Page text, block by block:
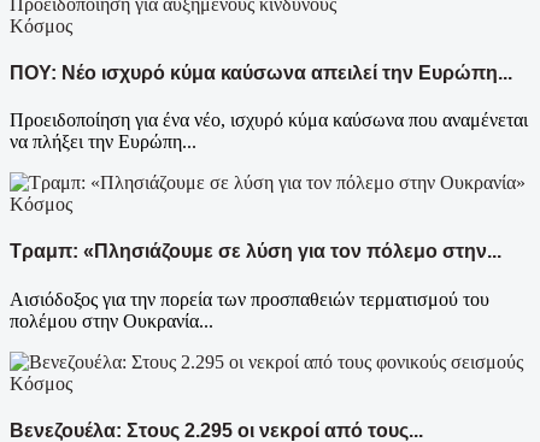
Κόσμος
ΠΟΥ: Νέο ισχυρό κύμα καύσωνα απειλεί την Ευρώπη...
Προειδοποίηση για ένα νέο, ισχυρό κύμα καύσωνα που αναμένεται
να πλήξει την Ευρώπη...
Κόσμος
Τραμπ: «Πλησιάζουμε σε λύση για τον πόλεμο στην...
Αισιόδοξος για την πορεία των προσπαθειών τερματισμού του
πολέμου στην Ουκρανία...
Κόσμος
Βενεζουέλα: Στους 2.295 οι νεκροί από τους...